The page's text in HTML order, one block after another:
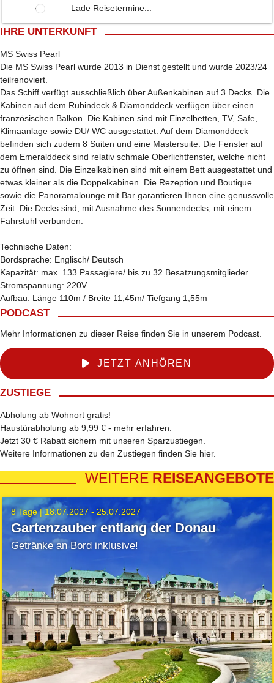
Lade Reisetermine...
IHRE UNTERKUNFT
MS Swiss Pearl
Die MS Swiss Pearl wurde 2013 in Dienst gestellt und wurde 2023/24
teilrenoviert.
Das Schiff verfügt ausschließlich über Außenkabinen auf 3 Decks. Die
Kabinen auf dem Rubindeck & Diamonddeck verfügen über einen
französischen Balkon. Die Kabinen sind mit Einzelbetten, TV, Safe,
Klimaanlage sowie DU/ WC ausgestattet. Auf dem Diamonddeck
befinden sich zudem 8 Suiten und eine Mastersuite. Die Fenster auf
dem Emeralddeck sind relativ schmale Oberlichtfenster, welche nicht
zu öffnen sind. Die Einzelkabinen sind mit einem Bett ausgestattet und
etwas kleiner als die Doppelkabinen. Die Rezeption und Boutique
sowie die Panoramalounge mit Bar garantieren Ihnen eine genussvolle
Zeit. Die Decks sind, mit Ausnahme des Sonnendecks, mit einem
Fahrstuhl verbunden.
Technische Daten:
Bordsprache: Englisch/ Deutsch
Kapazität: max. 133 Passagiere/ bis zu 32 Besatzungsmitglieder
Stromspannung: 220V
Aufbau: Länge 110m / Breite 11,45m/ Tiefgang 1,55m
PODCAST
Mehr Informationen zu dieser Reise finden Sie in unserem Podcast.
JETZT ANHÖREN
ZUSTIEGE
Abholung ab Wohnort gratis!
Haustürabholung ab 9,99 € - mehr erfahren
Jetzt 30 € Rabatt sichern mit unseren Sparzustiegen
Weitere Informationen zu den Zustiegen finden Sie hier.
WEITERE REISEANGEBOTE
8 Tage |18.07.2027 - 25.07.2027
Gartenzauber entlang der Donau
Getränke an Bord inklusive!